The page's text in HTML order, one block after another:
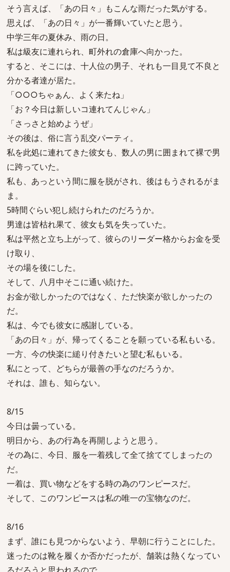
そう言えば、「あの日々」もこんな雨だった気がする。
思えば、「あの日々」が一番輝いていたと思う。
中学三年の夏休み、雨の日。
私は級友に連れられ、町外れの倉庫へ向かった。
すると、そこには、十人位の男子、それも一目見て不良と
分かる者達が居た。
「○○○ちゃぁん、よく来たね」
「お？今日は新しいコ連れてんじゃん」
「さっさと始めようぜ」
その後は、俗に言う乱交パーティ。
私を此処に連れてきた彼女も、数人の男に囲まれて裸で男
に跨っていた。
私も、あっという間に服を脱がされ、後はもうされるがま
ま。
5時間ぐらい犯し続けられたのだろうか。
男達は皆枯れ果て、彼女も気を失っていた。
私は平然と立ち上がって、彼らのリーダー格からお金を受
け取り、
その場を後にした。
そして、八月中そこに通い続けた。
お金が欲しかったのではなく、ただ快楽が欲しかったの
だ。
私は、今でも彼女に感謝している。
「あの日々」が、帰ってくることを願っている私もいる。
一方、今の快楽に縋り付きたいと望む私もいる。
私にとって、どちらが最善の手なのだろうか。
それは、誰も、知らない。
8/15
今日は曇っている。
明日から、あの行為を再開しようと思う。
その為に、今日、服を一着残して全て捨ててしまったの
だ。
一着は、買い物などをする時の為のワンピースだ。
そして、このワンピースは私の唯一の宝物なのだ。
8/16
まず、誰にも見つからないよう、早朝に行うことにした。
迷ったのは靴を履くか否かだったが、舗装は熱くなってい